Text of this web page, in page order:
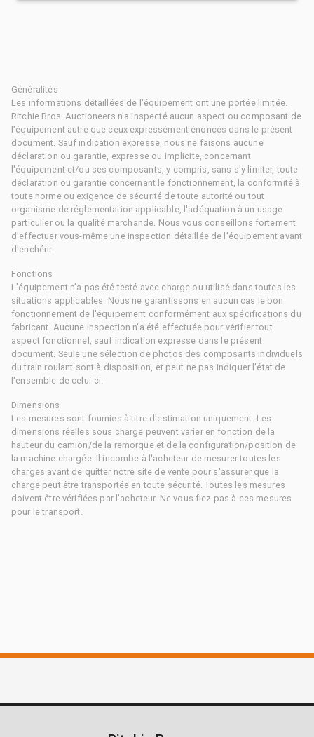
Généralités
Les informations détaillées de l'équipement ont une portée limitée.
Ritchie Bros. Auctioneers n'a inspecté aucun aspect ou composant de
l'équipement autre que ceux expressément énoncés dans le présent
document. Sauf indication expresse, nous ne faisons aucune
déclaration ou garantie, expresse ou implicite, concernant
l'équipement et/ou ses composants, y compris, sans s'y limiter, toute
déclaration ou garantie concernant le fonctionnement, la conformité à
toute norme ou exigence de sécurité de toute autorité ou tout
organisme de réglementation applicable, l'adéquation à un usage
particulier ou la qualité marchande. Nous vous conseillons fortement
d'effectuer vous-même une inspection détaillée de l'équipement avant
d'enchérir.
Fonctions
L'équipement n'a pas été testé avec charge ou utilisé dans toutes les
situations applicables. Nous ne garantissons en aucun cas le bon
fonctionnement de l'équipement conformément aux spécifications du
fabricant. Aucune inspection n'a été effectuée pour vérifier tout
aspect fonctionnel, sauf indication expresse dans le présent
document. Seule une sélection de photos des composants individuels
du train roulant sont à disposition, et peut ne pas indiquer l'état de
l'ensemble de celui-ci.
Dimensions
Les mesures sont fournies à titre d'estimation uniquement. Les
dimensions réelles sous charge peuvent varier en fonction de la
hauteur du camion/de la remorque et de la configuration/position de
la machine chargée. Il incombe à l'acheteur de mesurer toutes les
charges avant de quitter notre site de vente pour s'assurer que la
charge peut être transportée en toute sécurité. Toutes les mesures
doivent être vérifiées par l'acheteur. Ne vous fiez pas à ces mesures
pour le transport.